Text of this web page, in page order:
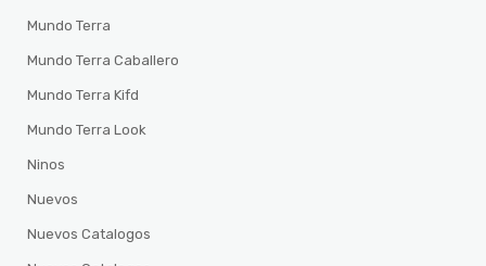
Mundo Terra
Mundo Terra Caballero
Mundo Terra Kifd
Mundo Terra Look
Ninos
Nuevos
Nuevos Catalogos